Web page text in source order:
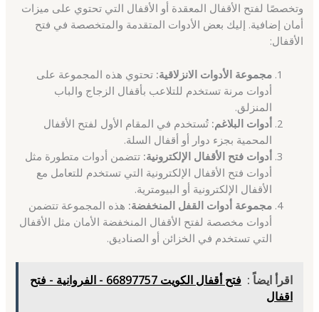
وتخصصًا لفتح الأقفال المعقدة أو الأقفال التي تحتوي على ميزات
أمان إضافية. إليك بعض الأدوات المتقدمة والمتخصصة في فتح
الأقفال:
مجموعة الأدوات الانزلاقية: تحتوي هذه المجموعة على
أدوات مرنة تستخدم للتلاعب بأقفال الزجاج والباب
المنزلق.
أدوات البلاغم: تُستخدم في المقام الأول لفتح الأقفال
المحمية بجزء دوار أو أقفال السلة.
أدوات فتح الأقفال الإلكترونية: تتضمن أدوات متطورة مثل
أدوات فتح الأقفال الإلكترونية التي تستخدم للتعامل مع
الأقفال الإلكترونية أو البيومترية.
مجموعة أدوات القفل المنخفضة: هذه المجموعة تتضمن
أدوات مخصصة لفتح الأقفال المنخفضة الأمان مثل الأقفال
التي تستخدم في الخزائن أو الصناديق.
اقرأ ايضاً :
فتح أقفال الكويت 66897757 - الفروانية - فتح
اقفال